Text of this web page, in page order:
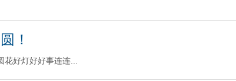
！
好灯好好事连连...